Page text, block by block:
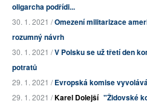
oligarcha podřídi...
30. 1. 2021 /Omezení militarizace
rozumný návrh
30. 1. 2021 /V Polsku se už třetí den
potratů
29. 1. 2021 /Evropská komise
29. 1. 2021 /Karel Dolejší "Židovské